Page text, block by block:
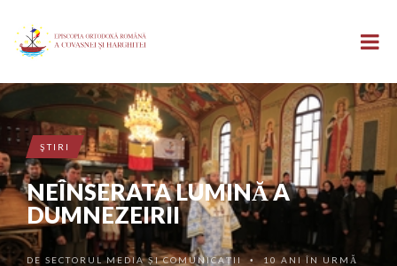
ŞTIRI
NEÎNSERATA LUMINĂ A
DUMNEZEIRII
DE SECTORUL MEDIA ȘI COMUNICAȚII •10 ANI ÎN URMĂ